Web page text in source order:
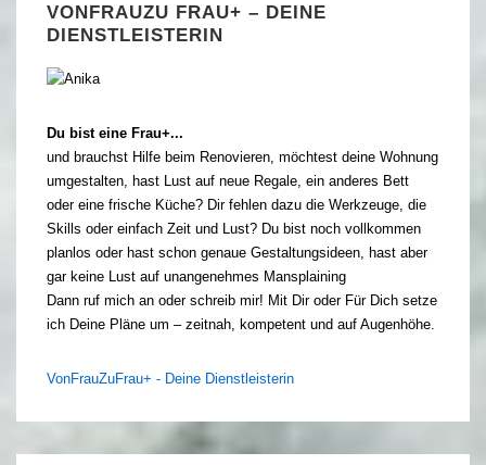
VONFRAUZU FRAU+ – DEINE
DIENSTLEISTERIN
Du bist eine Frau+...
und brauchst Hilfe beim Renovieren, möchtest deine Wohnung
umgestalten, hast Lust auf neue Regale, ein anderes Bett
oder eine frische Küche? Dir fehlen dazu die Werkzeuge, die
Skills oder einfach Zeit und Lust? Du bist noch vollkommen
planlos oder hast schon genaue Gestaltungsideen, hast aber
gar keine Lust auf unangenehmes Mansplaining
Dann ruf mich an oder schreib mir! Mit Dir oder Für Dich setze
ich Deine Pläne um – zeitnah, kompetent und auf Augenhöhe.
VonFrauZuFrau+ - Deine Dienstleisterin